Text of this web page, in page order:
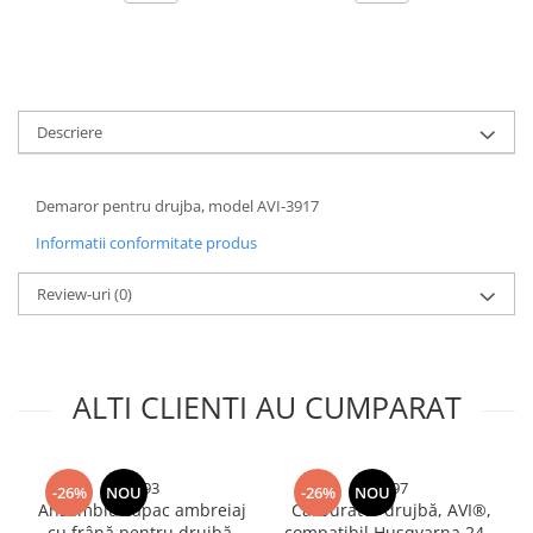
Fitinguri si accesorii
Robineti
Sonerii electrice
Gradina - Gradinarit
Accesorii irigare
Accesorii unelte gradinarit
Articole antidaunatori gradina
Descriere
Demaror pentru drujba, model AVI-3917
Informatii conformitate produs
Review-uri(0)
ALTI CLIENTI AU CUMPARAT
-26% NOU5293
Ansamblu capac ambreiaj
-26% NOU5397
Carburator drujbă, AVI®,